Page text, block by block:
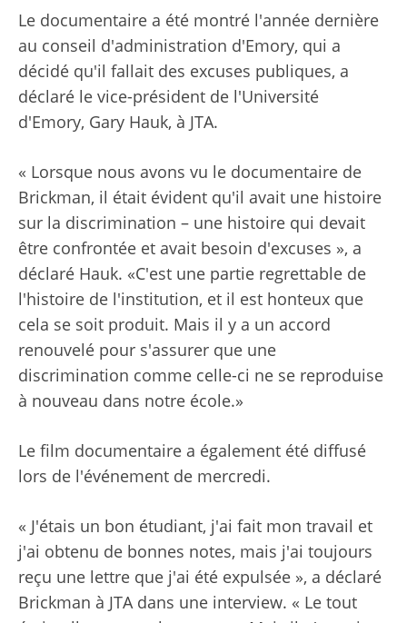
Le documentaire a été montré l'année dernière
au conseil d'administration d'Emory, qui a
décidé qu'il fallait des excuses publiques, a
déclaré le vice-président de l'Université
d'Emory, Gary Hauk, à JTA.
« Lorsque nous avons vu le documentaire de
Brickman, il était évident qu'il avait une histoire
sur la discrimination – une histoire qui devait
être confrontée et avait besoin d'excuses », a
déclaré Hauk. «C'est une partie regrettable de
l'histoire de l'institution, et il est honteux que
cela se soit produit. Mais il y a un accord
renouvelé pour s'assurer que une
discrimination comme celle-ci ne se reproduise
à nouveau dans notre école.»
Le film documentaire a également été diffusé
lors de l'événement de mercredi.
« J'étais un bon étudiant, j'ai fait mon travail et
j'ai obtenu de bonnes notes, mais j'ai toujours
reçu une lettre que j'ai été expulsée », a déclaré
Brickman à JTA dans une interview. « Le tout